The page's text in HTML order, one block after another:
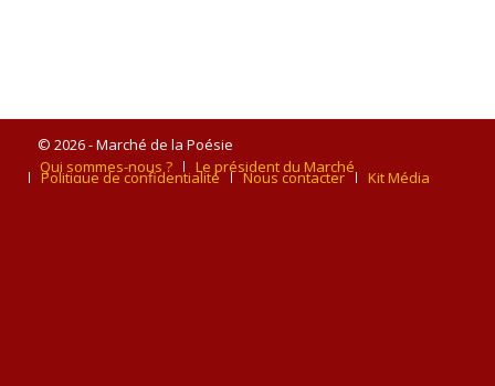
© 2026 - Marché de la Poésie
Qui sommes-nous ?
Le président du Marché
Politique de confidentialité Nous contacter Kit Média